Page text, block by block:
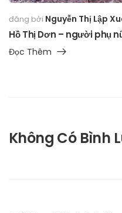
đăng bởi Nguyễn Thị Lập
Hồ Thị Dơn – người phụ
Đọc Thêm
Không Có Bình